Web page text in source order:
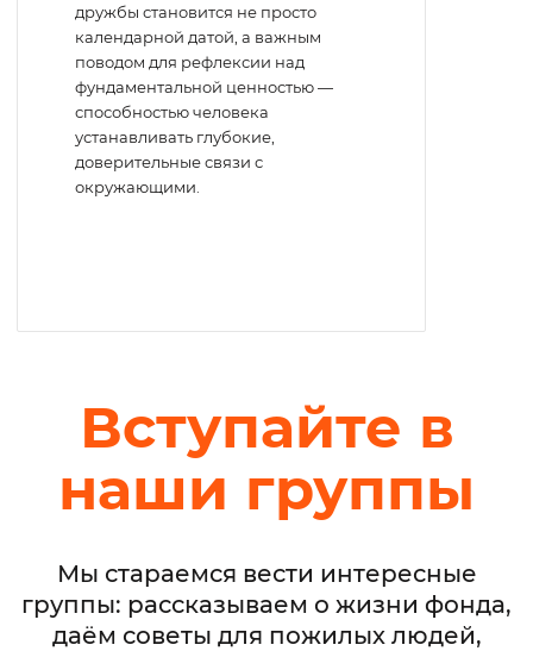
дружбы становится не просто
календарной датой, а важным
поводом для рефлексии над
фундаментальной ценностью —
способностью человека
устанавливать глубокие,
доверительные связи с
окружающими.
Вступайте в
наши группы
Мы стараемся вести интересные
группы: рассказываем о жизни фонда,
даём советы для пожилых людей,